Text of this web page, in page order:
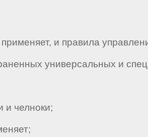
и правила
универсальных и
и челноки;